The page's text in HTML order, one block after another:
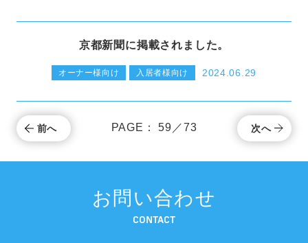
京都新聞に掲載されました。
オーナー様向け 入居者様向け 2024.06.29
PAGE： 59／73
前へ 次へ
お問い合わせ
CONTACT